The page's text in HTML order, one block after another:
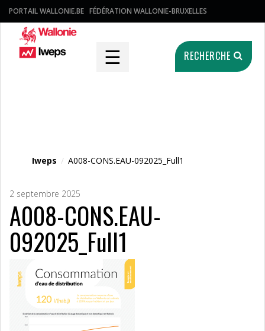
PORTAIL WALLONIE.BE FÉDÉRATION WALLONIE-BRUXELLES
☰ RECHERCHE
Iweps / A008-CONS.EAU-092025_Full1
2 septembre 2025
A008-CONS.EAU-
092025_Full1